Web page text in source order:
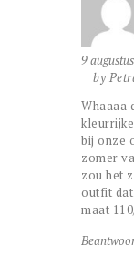
9
by
Whaaaa
bij onze
zomer
zou het
outfit dat
maat